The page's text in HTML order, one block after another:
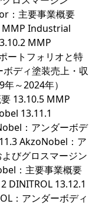
：主要事業概要
MMP Industrial
MMP
ートフォリオと特
ディ塗装売上・収
～2024年）
13.10.5 MMP
13.11.1
：アンダーボデ
AkzoNobel：ア
びグロスマージン
：主要事業概要
DINITROL 13.12.1
：アンダーボディ